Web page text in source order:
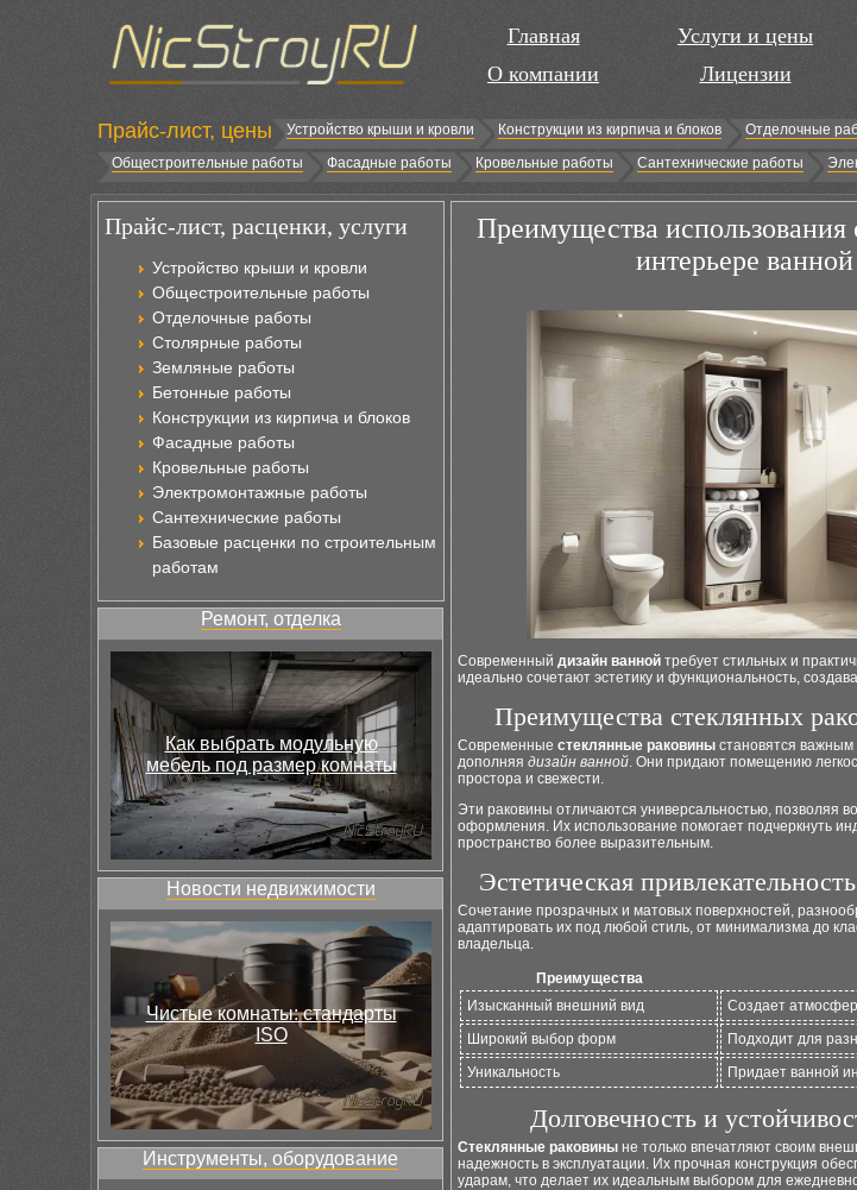
Главная
О компании
Услуги и цены
Лицензии
Прайс-лист, цены Устройство крыши и кровли Конструкции из кирпича и блоков Отделочные
Общестроительные работы
Фасадные работы Кровельные работы Сантехнические работы
Прайс-лист, расценки, услуги
Устройство крыши и кровли
Общестроительные работы
Отделочные работы
Столярные работы
Земляные работы
Бетонные работы
Конструкции из кирпича и блоков
Фасадные работы
Кровельные работы
Электромонтажные работы
Сантехнические работы
Базовые расценки по строительным
работам
Ремонт, отделка
Как выбрать модульную
мебель под размер комнаты
Новости недвижимости
Чистые комнаты: стандарты
ISO
Инструменты, оборудование
Преимущества использования
интерьере
Современный дизайн ванной требует стильных и
идеально сочетают эстетику и функциональность,
Преимущества стеклянных
Современные стеклянные раковины становятся
дополняя дизайн ванной. Они придают помещению
простора и свежести.
Эти раковины отличаются универсальностью, позволяя
оформления. Их использование помогает подчеркнуть
пространство более выразительным.
Эстетическая
Сочетание прозрачных и матовых поверхностей,
адаптировать их под любой стиль, от минимализма до
владельца.
Преимущества
Изысканный внешний вид
Создает
Широкий выбор форм
Подходит для
Уникальность
Придает ванной
Долговечность и
Стеклянные раковины не только впечатляют своим
надежность в эксплуатации. Их прочная конструкция
ударам, что делает их идеальным выбором для